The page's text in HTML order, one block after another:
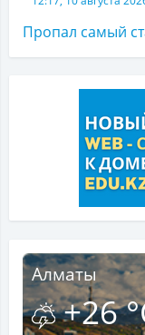
Пропал самый
Алматы
+26